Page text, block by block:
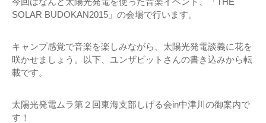
SOLAR BUDOKAN2015」の会場で行います。
キャンプ感覚で音楽を楽しみながら、太陽光発電談義に花を
咲かせましょう。以下、ユンザビットさんの書き込みから転
載です。
太陽光発電ムラ第２回東海支部しげる会in中津川の御案内で
す！